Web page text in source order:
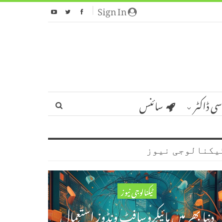
Sign In
ڈاکٹر سائنس
نیوز
ٹیکنالوجی نیوز
دنیا بھر میں مائیکروسافٹ ونڈوز استعمال